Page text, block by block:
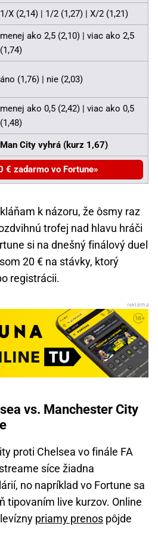
1/X (2,14) | 1/2 (1,27) | X/2 (1,21)
menej ako 2,5 (2,10) | viac ako 2,5
(1,74)
áno (1,76) | nie (2,03)
menej ako 0,5 (2,42) | viac ako 0,5
(1,48)
Man City vyhrá (kurz 1,67)
€ zadarmo vo Fortune
k názoru, že ôsmy raz
trofej nad hlavu hráči
si na dnešný finálový duel
20 € na stávky, ktorý
registrácii.
vs. Manchester City
proti Chelsea vo finále FA
síce žiadna
no napríklad vo Fortune sa
tipovaním live kurzov. Online
priamy prenos pôjde